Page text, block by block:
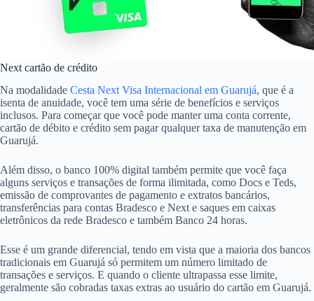
Next cartão de crédito
Na modalidade Cesta Next Visa Internacional em Guarujá, que é a
isenta de anuidade, você tem uma série de benefícios e serviços
inclusos. Para começar que você pode manter uma conta corrente,
cartão de débito e crédito sem pagar qualquer taxa de manutenção em
Guarujá.
Além disso, o banco 100% digital também permite que você faça
alguns serviços e transações de forma ilimitada, como Docs e Teds,
emissão de comprovantes de pagamento e extratos bancários,
transferências para contas Bradesco e Next e saques em caixas
eletrônicos da rede Bradesco e também Banco 24 horas.
Esse é um grande diferencial, tendo em vista que a maioria dos bancos
tradicionais em Guarujá só permitem um número limitado de
transações e serviços. E quando o cliente ultrapassa esse limite,
geralmente são cobradas taxas extras ao usuário do cartão em Guarujá.